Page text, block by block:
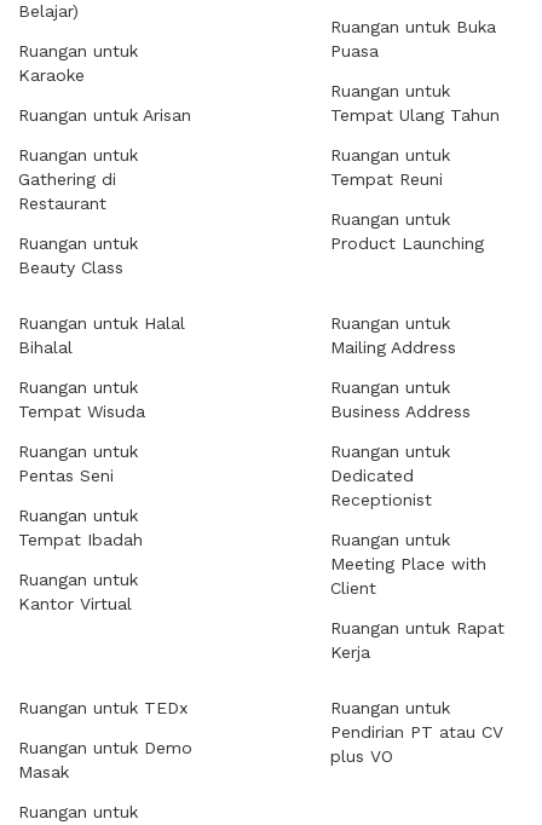
Belajar)
Ruangan untuk
Karaoke
Ruangan untuk Arisan
Ruangan untuk
Gathering di
Restaurant
Ruangan untuk
Beauty Class
Ruangan untuk Buka
Puasa
Ruangan untuk
Tempat Ulang Tahun
Ruangan untuk
Tempat Reuni
Ruangan untuk
Product Launching
Ruangan untuk Halal
Bihalal
Ruangan untuk
Tempat Wisuda
Ruangan untuk
Pentas Seni
Ruangan untuk
Tempat Ibadah
Ruangan untuk
Kantor Virtual
Ruangan untuk
Mailing Address
Ruangan untuk
Business Address
Ruangan untuk
Dedicated
Receptionist
Ruangan untuk
Meeting Place with
Client
Ruangan untuk Rapat
Kerja
Ruangan untuk TEDx
Ruangan untuk Demo
Masak
Ruangan untuk
Ruangan untuk
Pendirian PT atau CV
plus VO